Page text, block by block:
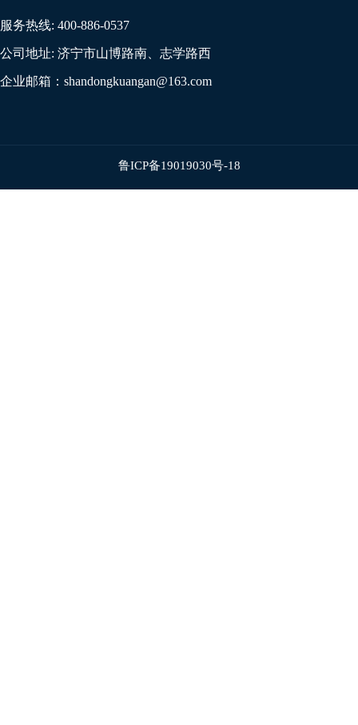
服务热线: 400-886-0537
公司地址: 济宁市山博路南、志学路西
企业邮箱： shandongkuangan@163.com
鲁ICP备19019030号-18